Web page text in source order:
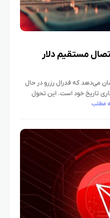
مستقیم دلار
می‌دهد که فدرال رزرو در حال
تاریخ خود است. این تحول
مطلب